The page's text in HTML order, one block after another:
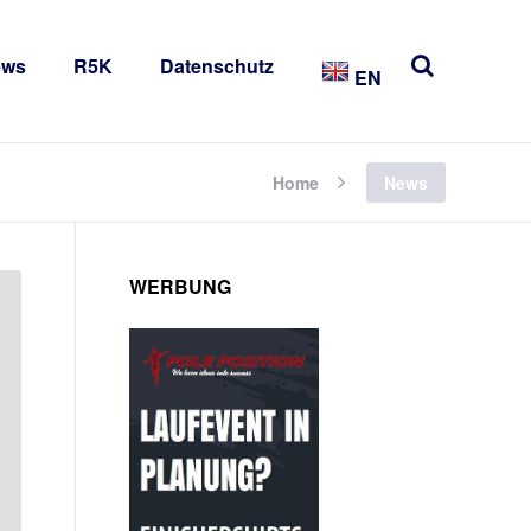
R5K Datenschutz EN
Home News
WERBUNG